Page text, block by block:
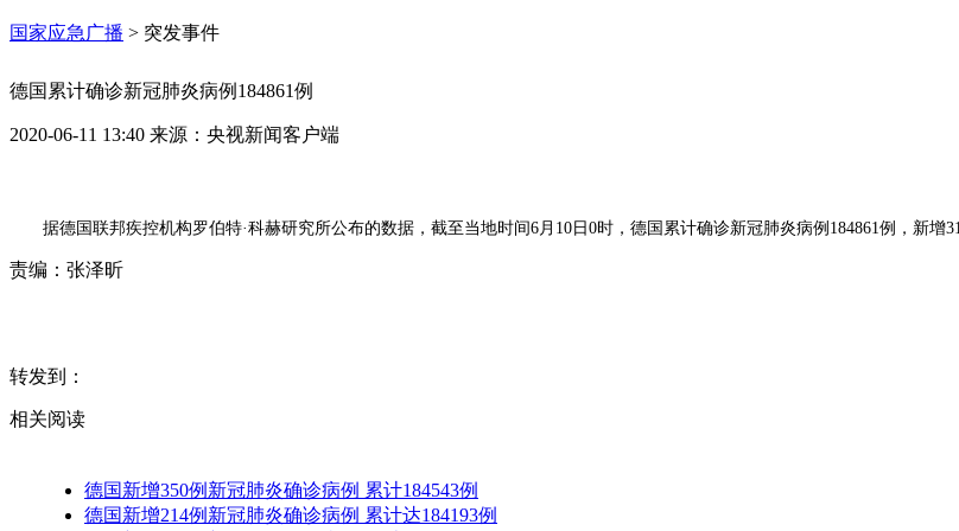
国家应急广播 > 突发事件
德国累计确诊新冠肺炎病例184861例
2020-06-11 13:40 来源： 央视新闻客户端
据德国联邦疾控机构罗伯特·科赫研究所公布的数据，截至当地时间6月10日0时，德国累计确诊新冠肺炎病例184861例，新增
责编： 张泽昕
转发到：
相关阅读
德国新增350例新冠肺炎确诊病例 累计184543例
德国新增214例新冠肺炎确诊病例 累计达184193例